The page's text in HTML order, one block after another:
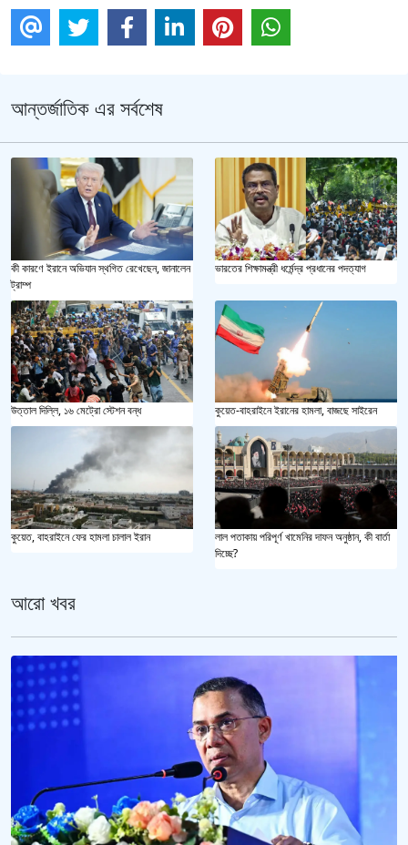
আন্তর্জাতিক এর সর্বশেষ
কী কারণে ইরানে অভিযান স্থগিত রেখেছেন, জানালেন
ট্রাম্প
ভারতের শিক্ষামন্ত্রী ধর্মেন্দ্র প্রধানের পদত্যাগ
উত্তাল দিল্লি, ১৬ মেট্রো স্টেশন বন্ধ কুয়েত-বাহরাইনে ইরানের হামলা, বাজছে সাইরেন
কুয়েত, বাহরাইনে ফের হামলা চালাল ইরান
লাল পতাকায় পরিপূর্ণ খামেনির দাফন অনুষ্ঠান, কী বার্তা
দিচ্ছে?
আরো খবর